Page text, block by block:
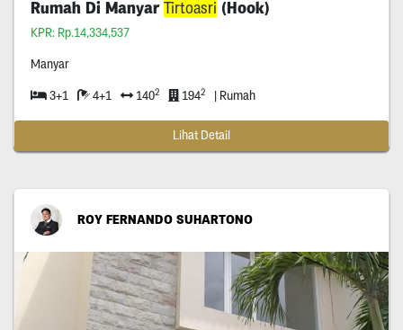
Rumah Di ManyarTirtoasri (Hook)
KPR: Rp.14,334,537
Manyar
3+1 4+1 1402 1942 | Rumah
Lihat Detail
ROY FERNANDO SUHARTONO